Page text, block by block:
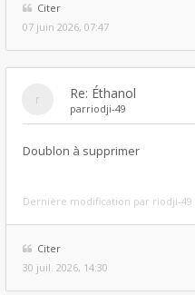
Citer
07 juin 2026, 07:47
Re: Éthanol
parriodji-49
Doublon à supprimer
Dernière modification par riodji-49
Citer
30 juil. 2026, 14:30